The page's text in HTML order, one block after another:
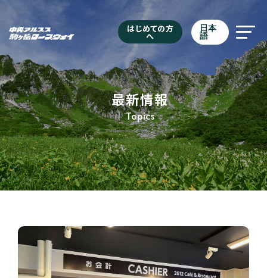
はじめての方
へ
日本
語
最新情報
Topics